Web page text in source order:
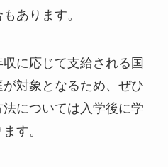
あります。
に応じて支給される国
対象となるため、ぜひ
については入学後に学
す。